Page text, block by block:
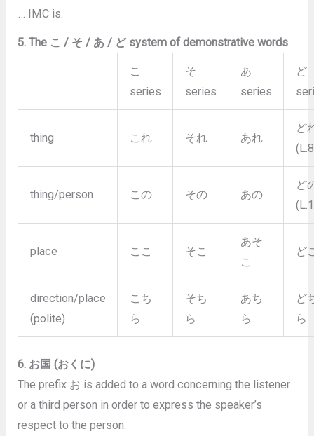
… IMC is.
5. The こ / そ / あ / ど system of demonstrative words
こ
series
そ
series
あ
series
ど
thing これ それ あれ
ど
thing/person この その あの
ど
place ここ そこ
あそ
こ
ど
direction/place
(polite)
こち
ら
そち
ら
あち
ら
ど
ら
6. お国 (おくに)
The prefix お is added to a word concerning the listener
or a third person in order to express the speaker’s
respect to the person.